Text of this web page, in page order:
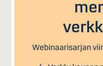
Webinaarisarjan